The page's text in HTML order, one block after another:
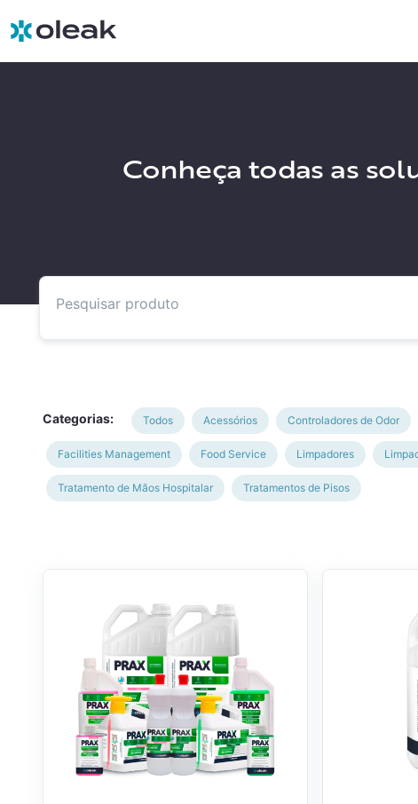
Conheça todas as
Categorias: Todos Acessórios Controladores de Odor
Facilities Management Food Service Limpadores
Tratamento de Mãos Hospitalar Tratamentos de Pisos